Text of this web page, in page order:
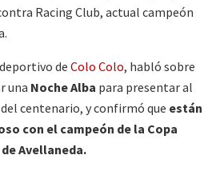
Racing Club, actual campeón
deColo Colo, habló sobre
una Noche Alba para presentar al
centenario, y confirmó que están
con el campeón de la Copa
Avellaneda.